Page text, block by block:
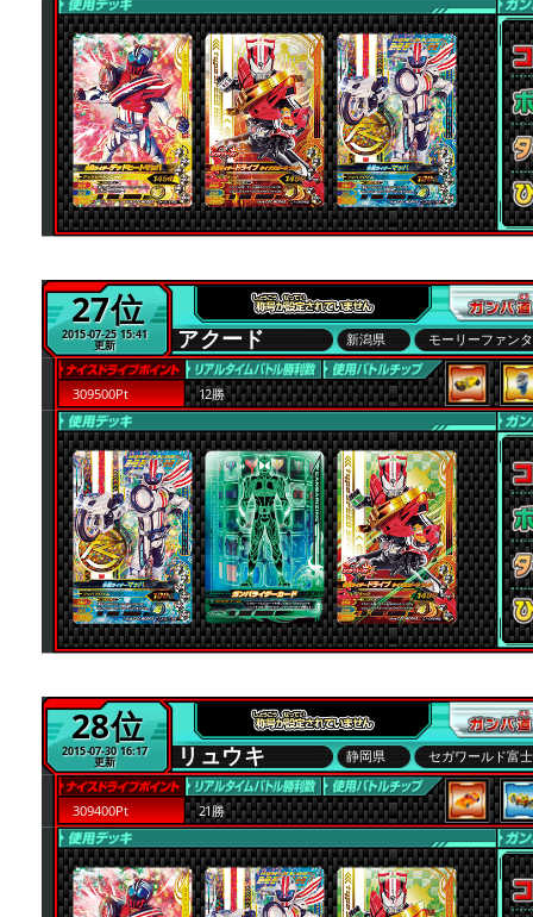
27位
2015-07-25 15:41
更新 アクード 新潟県 モーリーファン
309500Pt 12勝
28位
2015-07-30 16:17
更新 リュウキ 静岡県 セガワールド富士
309400Pt 21勝